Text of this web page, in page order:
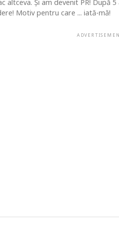
altceva. Şi am devenit PR!
Motiv pentru care ... iată-mă!